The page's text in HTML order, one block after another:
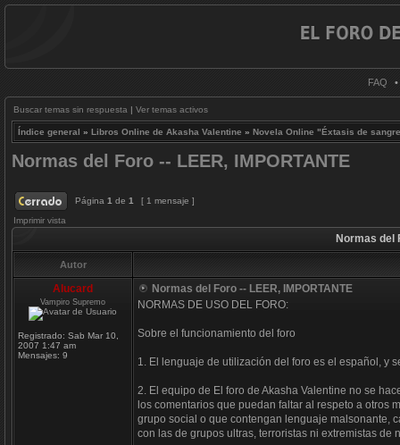
FAQ •
Buscar temas sin respuesta | Ver temas activos
Índice general » Libros Online de Akasha Valentine » Novela Online "Éxtasis de
Normas del Foro -- LEER, IMPORTANTE
Página 1 de 1
[ 1 mensaje ]
Imprimir vista
Normas del
Autor
Alucard
Vampiro Supremo
Registrado: Sab Mar 10,
2007 1:47 am
Mensajes: 9
Normas del Foro -- LEER, IMPORTANTE
NORMAS DE USO DEL FORO:
Sobre el funcionamiento del foro
1. El lenguaje de utilización del foro es el español, y
2. El equipo de El foro de Akasha Valentine no se
los comentarios que puedan faltar al respeto a otros
grupo social o que contengan lenguaje malsonante,
con las de grupos ultras, terroristas ni extremistas